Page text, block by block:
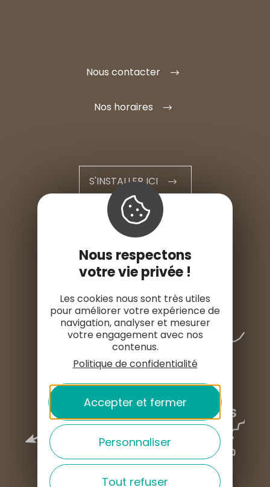
Nous contacter
Nos horaires
S'INSTALLER ICI
ESPACE PRO
ESPACE PRESSE
Nous respectons
votre vie privée !
Les cookies nous sont très utiles
pour améliorer votre expérience de
navigation, analyser et mesurer
votre engagement avec nos
contenus.
Politique de confidentialité
Accepter et fermer
Personnaliser
Tout refuser